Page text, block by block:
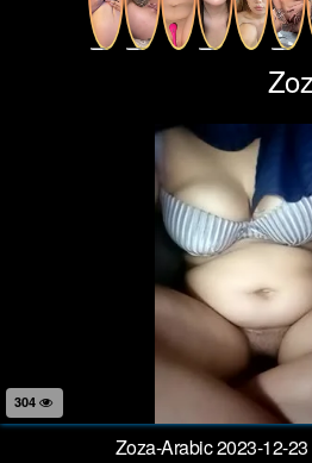
Zoza-Arabic 2023-12-